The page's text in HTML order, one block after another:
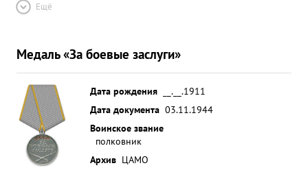
Ещё
Медаль «За боевые заслуги»
Дата рождения
__.__.1911
Дата документа 03.11.1944
Воинское звание
полковник
Архив ЦАМО